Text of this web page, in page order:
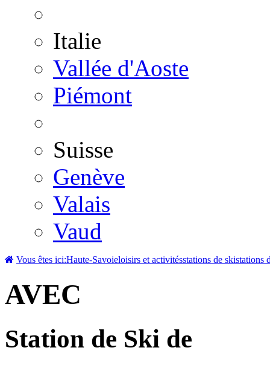
Italie
Vallée d'Aoste
Piémont
Suisse
Genève
Valais
Vaud
Vous êtes ici:Haute-Savoieloisirs et activitésstations de skistations
AVEC
Station de Ski de